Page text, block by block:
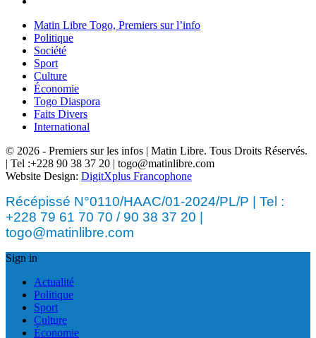
Matin Libre Togo, Premiers sur l’info
Politique
Société
Sport
Culture
Économie
Togo Diaspora
Faits Divers
International
© 2026 - Premiers sur les infos | Matin Libre. Tous Droits Réservés.
| Tel :+228 90 38 37 20 | togo@matinlibre.com
Website Design: DigitXplus Francophone
Récépissé N°0110/HAAC/01-2024/PL/P | Tel :
+228 79 61 70 70 / 90 38 37 20 |
togo@matinlibre.com
Sign in
Actualité
Politique
Sport
Culture
Économie